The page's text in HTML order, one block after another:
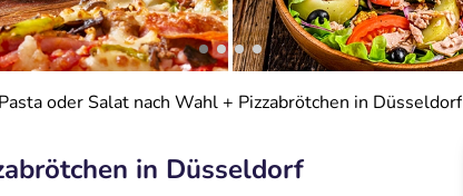
oder Salat nach Wahl + Pizzabrötchen in Düsseldorf
in Düsseldorf